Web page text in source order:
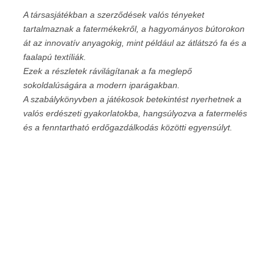
A társasjátékban a szerződések valós tényeket
tartalmaznak a fatermékekről, a hagyományos bútorokon
át az innovatív anyagokig, mint például az átlátszó fa és a
faalapú textíliák.
Ezek a részletek rávilágítanak a fa meglepő
sokoldalúságára a modern iparágakban.
A szabálykönyvben a játékosok betekintést nyerhetnek a
valós erdészeti gyakorlatokba, hangsúlyozva a fatermelés
és a fenntartható erdőgazdálkodás közötti egyensúlyt.